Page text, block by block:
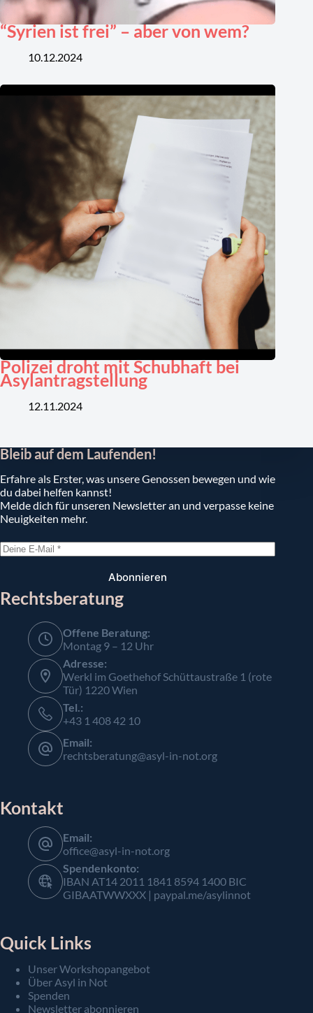
“Syrien ist frei” – aber von wem?
10.12.2024
Polizei droht mit Schubhaft bei
Asylantragstellung
12.11.2024
Bleib auf dem Laufenden!
Erfahre als Erster, was unsere Genossen bewegen und wie
du dabei helfen kannst!
Melde dich für unseren Newsletter an und verpasse keine
Neuigkeiten mehr.
Abonnieren
Rechtsberatung
Offene Beratung:
Montag 9 – 12 Uhr
Adresse:
Werkl im Goethehof Schüttaustraße 1 (rote
Tür) 1220 Wien
Tel.:
+43 1 408 42 10
Email:
rechtsberatung@asyl-in-not.org
Kontakt
Email:
office@asyl-in-not.org
Spendenkonto:
IBAN AT14 2011 1841 8594 1400 BIC
GIBAATWWXXX | paypal.me/asylinnot
Quick Links
Unser Workshopangebot
Über Asyl in Not
Spenden
Newsletter abonnieren